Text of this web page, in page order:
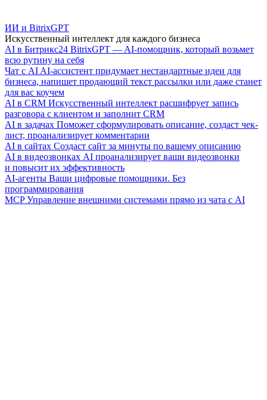
ИИ и BitrixGPT
Искусственный интеллект для каждого бизнеса
AI в Битрикс24 BitrixGPT — AI-помощник, который возьмет
всю рутину на себя
Чат с AI AI-ассистент придумает нестандартные идеи для
бизнеса, напишет продающий текст рассылки или даже станет
для вас коучем
AI в CRM Искусственный интеллект расшифрует запись
разговора с клиентом и заполнит CRM
AI в задачах Поможет сформулировать описание, создаст чек-
лист, проанализирует комментарии
AI в сайтах Создаст сайт за минуты по вашему описанию
AI в видеозвонках AI проанализирует ваши видеозвонки
и повысит их эффективность
AI-агенты Ваши цифровые помощники. Без
программирования
MCP Управление внешними системами прямо из чата с AI